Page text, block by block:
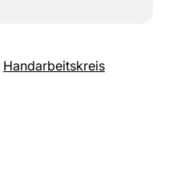
Handarbeitskreis